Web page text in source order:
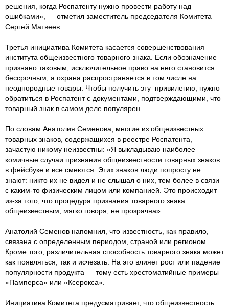
решения, когда Роспатенту нужно провести работу над
ошибками», — отметил заместитель председателя Комитета
Сергей Матвеев.
Третья инициатива Комитета касается совершенствования
института общеизвестного товарного знака. Если обозначение
признано таковым, исключительное право на него становится
бессрочным, а охрана распространяется в том числе на
неоднородные товары. Чтобы получить эту привилегию, нужно
обратиться в Роспатент с документами, подтверждающими, что
товарный знак в самом деле популярен.
По словам Анатолия Семенова, многие из общеизвестных
товарных знаков, содержащихся в реестре Роспатента,
зачастую никому неизвестны: «Я выкладываю наиболее
комичные случаи признания общеизвестности товарных знаков
в фейсбуке и все смеются. Этих знаков люди попросту не
знают: никто их не видел и не слышал о них, тем более в связи
с каким-то физическим лицом или компанией. Это происходит
из-за того, что процедура признания товарного знака
общеизвестным, мягко говоря, не прозрачна».
Анатолий Семенов напомнил, что известность, как правило,
связана с определенным периодом, страной или регионом.
Кроме того, различительная способность товарного знака может
как появляться, так и исчезать. На это влияет рост или падение
популярности продукта — тому есть хрестоматийные примеры
«Памперса» или «Ксерокса».
Инициатива Комитета предусматривает, что общеизвестность